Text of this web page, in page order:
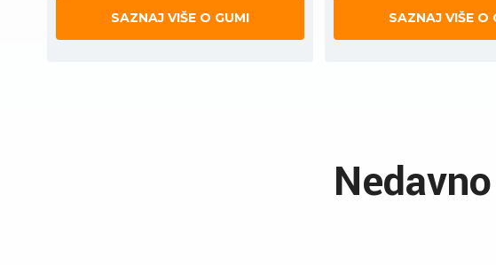
SAZNAJ VIŠE O GUMI SAZNAJ VIŠE O